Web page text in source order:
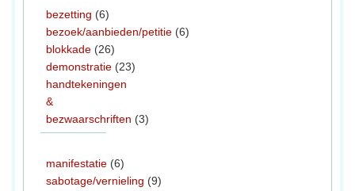
bezetting (6)
bezoek/aanbieden/petitie (6)
blokkade (26)
demonstratie (23)
handtekeningen
&
bezwaarschriften (3)
manifestatie (6)
sabotage/vernieling (9)